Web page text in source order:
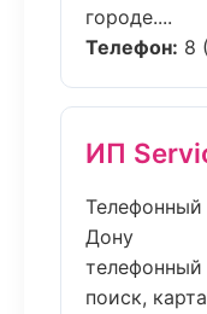
городе....
Телефон: 8
ИП
Телефонный
Дону
телефонный
поиск,